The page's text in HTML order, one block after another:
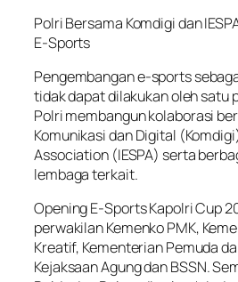
Polri Bersama Komdigi dan
E-Sports
Pengembangan e-sports
tidak dapat dilakukan oleh satu
Polri membangun kolaborasi
Komunikasi dan Digital
Association (IESPA) serta
lembaga terkait.
Opening E-Sports Kapolri Cup
perwakilan Kemenko PMK,
Kreatif, Kementerian Pemuda
Kejaksaan Agung dan BSSN.